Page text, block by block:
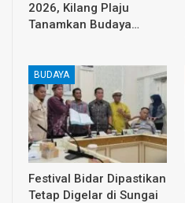
2026, Kilang Plaju
Tanamkan Budaya…
BUDAYA
Festival Bidar Dipastikan
Tetap Digelar di Sungai